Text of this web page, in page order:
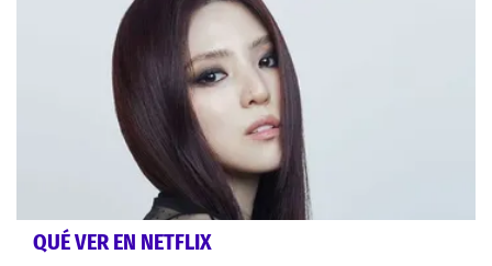
QUÉ VER EN NETFLIX